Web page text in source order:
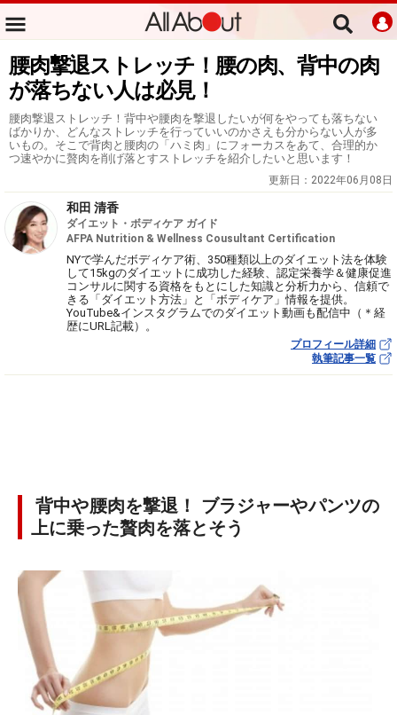
腰肉撃退ストレッチ！腰の肉、背中の肉
が落ちない人は必見！
腰肉撃退ストレッチ！背中や腰肉を撃退したいが何をやっても落ちない
ばかりか、どんなストレッチを行っていいのかさえも分からない人が多
いもの。そこで背肉と腰肉の「ハミ肉」にフォーカスをあて、合理的か
つ速やかに贅肉を削げ落とすストレッチを紹介したいと思います！
更新日： 2022年06月08日
和田 清香
ダイエット・ボディケア ガイド
AFPA Nutrition & Wellness Cousultant Certification
NYで学んだボディケア術、350種類以上のダイエット法を体験
して15kgのダイエットに成功した経験、認定栄養学＆健康促進
コンサルに関する資格をもとにした知識と分析力から、信頼で
きる「ダイエット方法」と「ボディケア」情報を提供。
YouTube&インスタグラムでのダイエット動画も配信中（＊経
歴にURL記載）。
プロフィール詳細
執筆記事一覧
背中や腰肉を撃退！ ブラジャーやパンツの
上に乗った贅肉を落とそう